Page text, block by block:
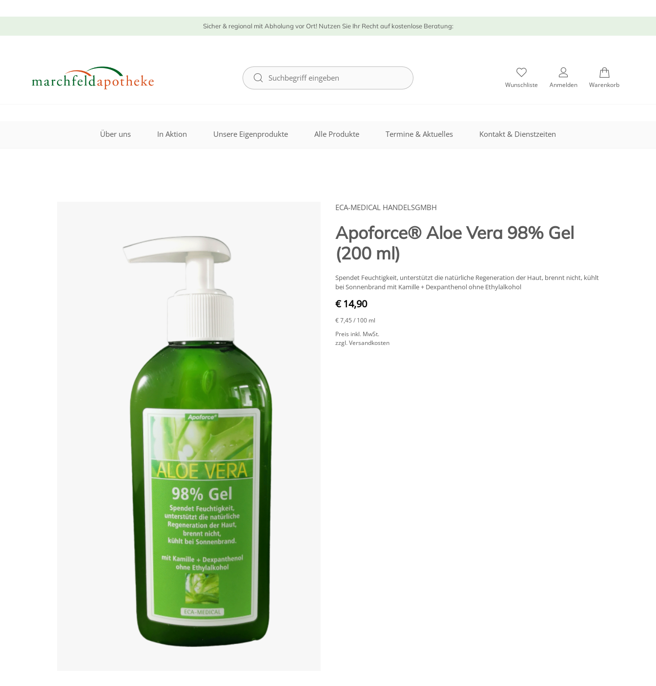
Sicher & regional mit Abholung vor Ort! Nutzen Sie Ihr Recht auf kostenlose Beratung:
Wunschliste Anmelden Warenkorb
Über uns In Aktion Unsere Eigenprodukte Alle Produkte Termine & Aktuelles Kontakt & Dienstzeiten
ECA-MEDICAL HANDELSGMBH
Apoforce® Aloe Vera 98% Gel
(200 ml)
Spendet Feuchtigkeit, unterstützt die natürliche Regeneration der Haut, brennt nicht, kühlt
bei Sonnenbrand mit Kamille + Dexpanthenol ohne Ethylalkohol
€ 14,90
€ 7,45 / 100 ml
Preis inkl. MwSt.
zzgl. Versandkosten